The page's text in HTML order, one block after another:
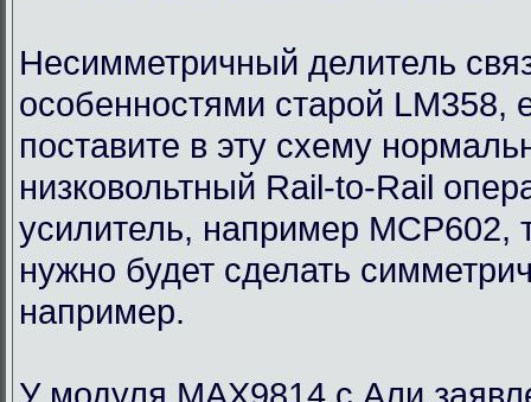
Несимметричный делитель
особенностями старой LM358,
поставите в эту схему
низковольтный Rail-to-Rail
усилитель, например MCP602,
нужно будет сделать
например.
У модуля MAX9814 с Али